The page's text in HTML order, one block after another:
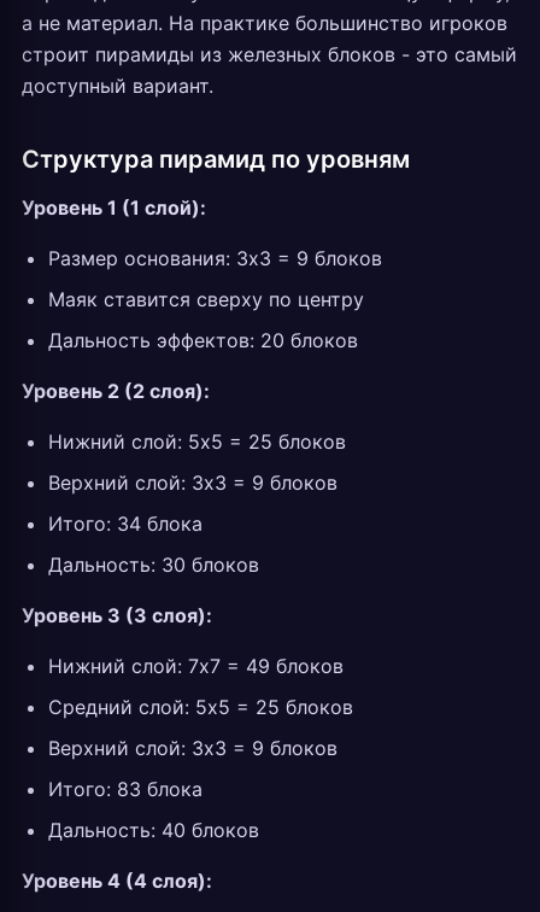
а не материал. На практике большинство игроков
строит пирамиды из железных блоков - это самый
доступный вариант.
Структура пирамид по уровням
Уровень 1 (1 слой):
Размер основания: 3x3 = 9 блоков
Маяк ставится сверху по центру
Дальность эффектов: 20 блоков
Уровень 2 (2 слоя):
Нижний слой: 5x5 = 25 блоков
Верхний слой: 3x3 = 9 блоков
Итого: 34 блока
Дальность: 30 блоков
Уровень 3 (3 слоя):
Нижний слой: 7x7 = 49 блоков
Средний слой: 5x5 = 25 блоков
Верхний слой: 3x3 = 9 блоков
Итого: 83 блока
Дальность: 40 блоков
Уровень 4 (4 слоя):